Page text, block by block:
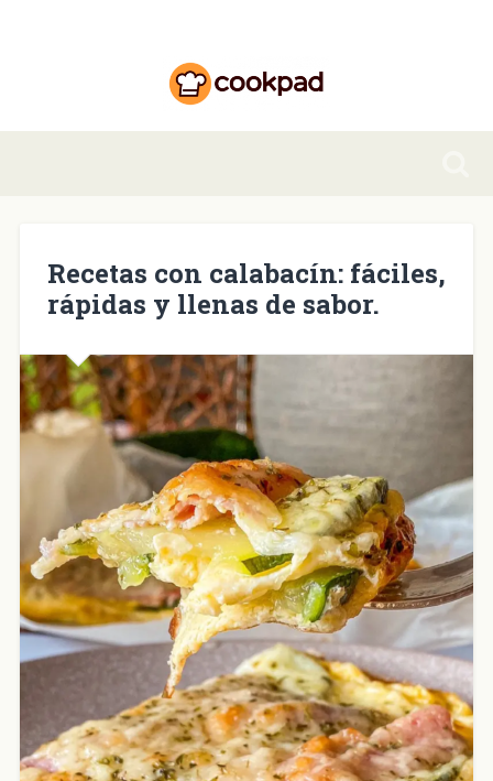
Recetas con calabacín: fáciles,
rápidas y llenas de sabor.